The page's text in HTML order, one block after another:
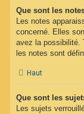
Que sont les
Les notes
concerné. Elles
avez la possibilité.
les notes sont
Haut
Que sont les
Les sujets